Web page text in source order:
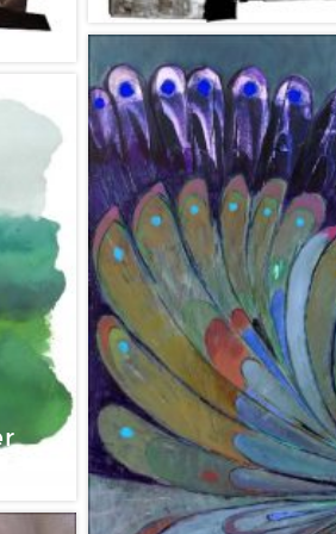
Galerie Marian Goodman